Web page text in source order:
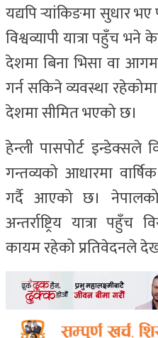
यद्यपि र्‍यांकिङमा सुधार
विश्वव्यापी यात्रा पहुँच
देशमा बिना भिसा वा
गर्न सकिने व्यवस्था
देशमा सीमित भएको छ।
हेन्ली पासपोर्ट इन्डेक्सले
गन्तव्यको आधारमा
गर्दै आएको छ।
अन्तर्राष्ट्रिय यात्रा
कायम रहेको प्रतिवेदनले